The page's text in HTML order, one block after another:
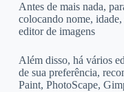
Antes de mais nada,
colocando nome,
editor de imagens
Além disso, há vários
de sua preferência,
Paint, PhotoScape,